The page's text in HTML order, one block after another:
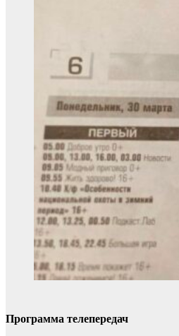
Программа телепередач